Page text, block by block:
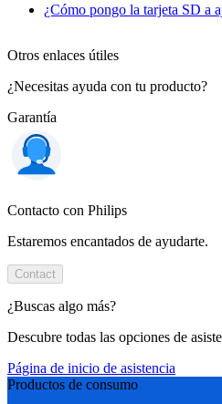
¿Cómo pongo la tarjeta SD a
Otros enlaces útiles
¿Necesitas ayuda con tu producto?
Garantía
Contacto con Philips
Estaremos encantados de ayudarte.
Contact
¿Buscas algo más?
Descubre todas las opciones de
Página de inicio de asistencia
Productos de consumo